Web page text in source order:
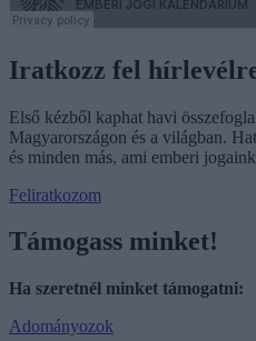
Iratkozz fel
Első kézből kaphat havi
Magyarországon és a világban.
és minden más, ami emberi
Feliratkozom
Támogass minket!
Ha szeretnél minket támogatni:
Adományozok